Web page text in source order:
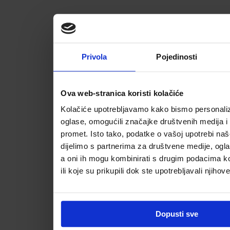
Privola Pojedinosti
Ova web-stranica koristi kolačiće
Kolačiće upotrebljavamo kako bismo
oglase, omogućili značajke društvenih medija i
promet. Isto tako, podatke o vašoj upotrebi
dijelimo s partnerima za društvene medije,
a oni ih mogu kombinirati s drugim podacima
ili koje su prikupili dok ste upotrebljavali
Dopusti sve